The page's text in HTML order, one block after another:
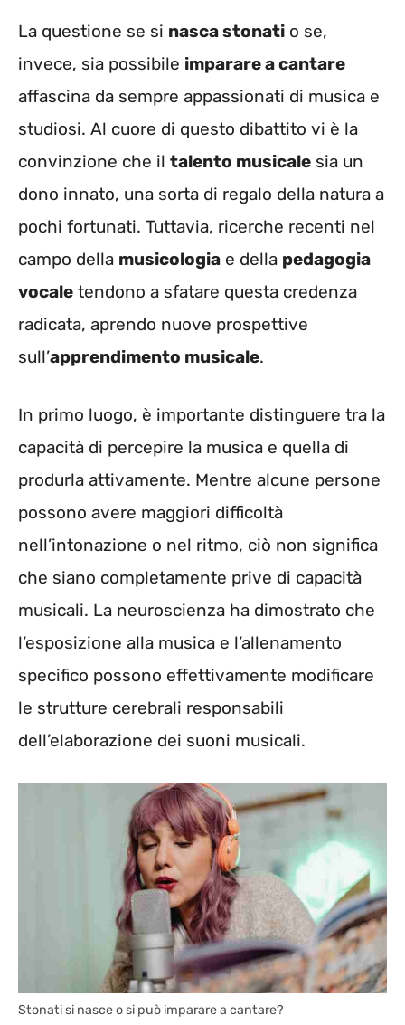
La questione se si nasca stonati o se,
invece, sia possibile imparare a cantare
affascina da sempre appassionati di musica e
studiosi. Al cuore di questo dibattito vi è la
convinzione che il talento musicale sia un
dono innato, una sorta di regalo della natura a
pochi fortunati. Tuttavia, ricerche recenti nel
campo della musicologia e della pedagogia
vocale tendono a sfatare questa credenza
radicata, aprendo nuove prospettive
sull’apprendimento musicale.
In primo luogo, è importante distinguere tra la
capacità di percepire la musica e quella di
produrla attivamente. Mentre alcune persone
possono avere maggiori difficoltà
nell’intonazione o nel ritmo, ciò non significa
che siano completamente prive di capacità
musicali. La neuroscienza ha dimostrato che
l’esposizione alla musica e l’allenamento
specifico possono effettivamente modificare
le strutture cerebrali responsabili
dell’elaborazione dei suoni musicali.
Stonati si nasce o si può imparare a cantare?